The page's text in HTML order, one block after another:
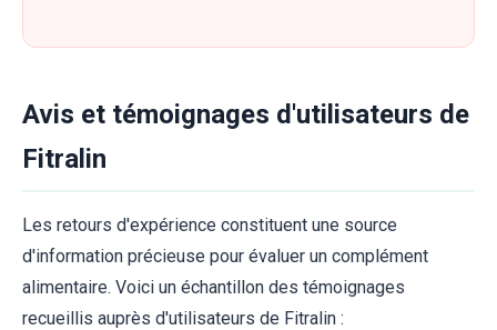
Avis et témoignages d'utilisateurs de
Fitralin
Les retours d'expérience constituent une source
d'information précieuse pour évaluer un complément
alimentaire. Voici un échantillon des témoignages
recueillis auprès d'utilisateurs de Fitralin :